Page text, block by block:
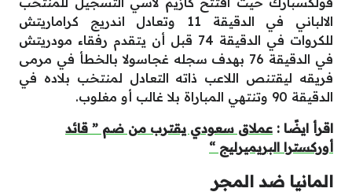
الالباني في الدقيقة 11 وتعادل اندريج كراماريتش
للكروات في الدقيقة 74 قبل أن يتقدم رفقاء مودريتش
في الدقيقة 76 بهدف سجله غجاسولا بالخطأ في مرمى
فريقه ليقتنص اللاعب ذاته التعادل لمنتخب بلاده في
الدقيقة 90 وتنتهي المباراة بلا غالب أو مغلوب.
اقرأ ايضًا : عملاق سعودي يقترب من ضم ” قائد
أوركسترا البريميرليج “
المانيا ضد المجر